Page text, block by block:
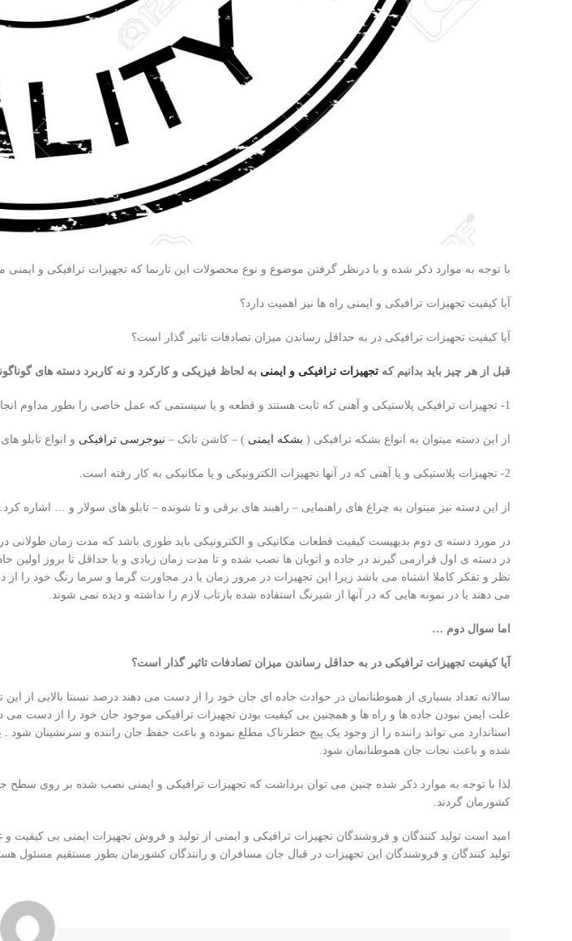
با توجه به موارد ذکر شده و با درنظر گرفتن موضوع و نوع محصولات این تارنما که تجهیزات ترافیکی و
آیا کیفیت تجهیزات ترافیکی و ایمنی راه ها نیز اهمیت دارد؟
آیا کیفیت تجهیزات ترافیکی در به حداقل رساندن میزان تصادفات تاثیر گذار است؟
قبل از هر چیز باید بدانیم که تجهیزات ترافیکی و ایمنی به لحاظ فیزیکی و کارکرد و نه کاربرد دسته های
1- تجهیزات ترافیکی پلاستیکی و آهنی که ثابت هستند و قطعه و یا سیستمی که عمل خاصی را بطور مداوم انجام دهد ندارند
از این دسته میتوان به انواع بشکه ترافیکی ( بشکه ایمنی ) – کاشن تانک – نیوجرسی ترافیکی و انواع تابلو
2- تجهیزات پلاستیکی و یا آهنی که در آنها تجهیزات الکترونیکی و یا مکانیکی به کار رفته است.
از این دسته نیز میتوان به چراغ های راهنمایی – راهبند های برقی و تا شونده – تابلو های سولار و … اشاره کرد.
در مورد دسته ی دوم بدیهیست کیفیت قطعات مکانیکی و الکترونیکی باید طوری باشد که مدت زمان طولانی در
در دسته ی اول قرارمی گیرند در جاده و اتوبان ها نصب شده و تا مدت زمان زیادی و یا حداقل تا بروز اولین
نظر و تفکر کاملا اشتباه می باشد زیرا این تجهیزات در مرور زمان یا در مجاورت گرما و سرما رنگ خود را
می دهند یا در نمونه هایی که در آنها از شبرنگ استفاده شده بازتاب لازم را نداشته و دیده نمی شوند.
اما سوال دوم …
آیا کیفیت تجهیزات ترافیکی در به حداقل رساندن میزان تصادفات تاثیر گذار است؟
سالانه تعداد بسیاری از هموطنانمان در حوادث جاده ای جان خود را از دست می دهند درصد نسبتا بالایی از
علت ایمن نبودن جاده ها و راه ها و همچنین بی کیفیت بودن تجهیزات ترافیکی موجود جان خود را از دست می
استاندارد می تواند راننده را از وجود یک پیچ خطرناک مطلع نموده و باعث حفظ جان راننده و سرنشینان
شده و باعث نجات جان هموطنانمان شود.
لذا با توجه به موارد ذکر شده چنین می توان برداشت که تجهیزات ترافیکی و ایمنی نصب شده بر روی سطح
کشورمان گردند.
امید است تولید کنندگان و فروشندگان تجهیزات ترافیکی و ایمنی از تولید و فروش تجهیزات ایمنی بی
تولید کنندگان و فروشندگان این تجهیزات در قبال جان مسافران و رانندگان کشورمان بطور مستقیم مسئول